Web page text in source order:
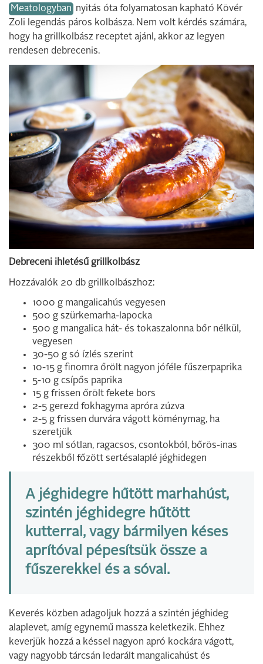
Meatologyban nyitás óta folyamatosan kapható Kövér
Zoli legendás páros kolbásza. Nem volt kérdés számára,
hogy ha grillkolbász receptet ajánl, akkor az legyen
rendesen debrecenis.
Debreceni ihletésű grillkolbász
Hozzávalók 20 db grillkolbászhoz:
1000 g mangalicahús vegyesen
500 g szürkemarha-lapocka
500 g mangalica hát- és tokaszalonna bőr nélkül,
vegyesen
30-50 g só ízlés szerint
10-15 g finomra őrölt nagyon jóféle fűszerpaprika
5-10 g csípős paprika
15 g frissen őrölt fekete bors
2-5 gerezd fokhagyma apróra zúzva
2-5 g frissen durvára vágott köménymag, ha
szeretjük
300 ml sótlan, ragacsos, csontokból, bőrös-inas
részekből főzött sertésalaplé jéghidegen
A jéghidegre hűtött marhahúst,
szintén jéghidegre hűtött
kutterral, vagy bármilyen késes
aprítóval pépesítsük össze a
fűszerekkel és a sóval.
Keverés közben adagoljuk hozzá a szintén jéghideg
alaplevet, amíg egynemű massza keletkezik. Ehhez
keverjük hozzá a késsel nagyon apró kockára vágott,
vagy nagyobb tárcsán ledarált mangalicahúst és